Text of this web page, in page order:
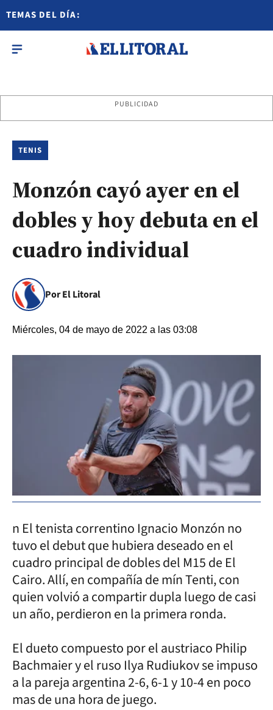
TEMAS DEL DÍA:
PUBLICIDAD
TENIS
Monzón cayó ayer en el
dobles y hoy debuta en el
cuadro individual
Por El Litoral
Miércoles, 04 de mayo de 2022 a las 03:08
n El tenista correntino Ignacio Monzón no
tuvo el debut que hubiera deseado en el
cuadro principal de dobles del M15 de El
Cairo. Allí, en compañía de mín Tenti, con
quien volvió a compartir dupla luego de casi
un año, perdieron en la primera ronda.
El dueto compuesto por el austriaco Philip
Bachmaier y el ruso Ilya Rudiukov se impuso
a la pareja argentina 2-6, 6-1 y 10-4 en poco
mas de una hora de juego.